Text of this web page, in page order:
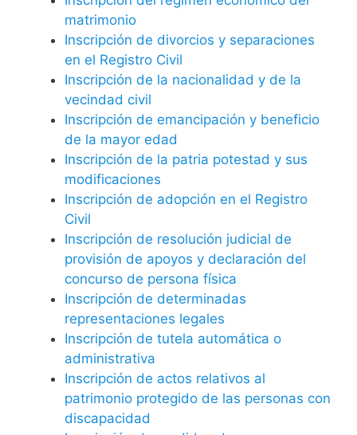
matrimonio
Inscripción de divorcios y separaciones
en el Registro Civil
Inscripción de la nacionalidad y de la
vecindad civil
Inscripción de emancipación y beneficio
de la mayor edad
Inscripción de la patria potestad y sus
modificaciones
Inscripción de adopción en el Registro
Civil
Inscripción de resolución judicial de
provisión de apoyos y declaración del
concurso de persona física
Inscripción de determinadas
representaciones legales
Inscripción de tutela automática o
administrativa
Inscripción de actos relativos al
patrimonio protegido de las personas con
discapacidad